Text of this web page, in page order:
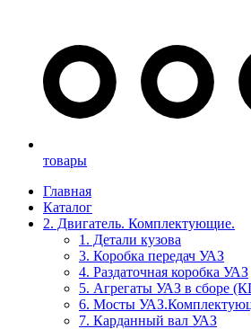
товары
Главная
Каталог
2. Двигатель. Комплектующие.
1. Детали кузова
3. Коробка передач УАЗ
4. Раздаточная коробка УАЗ
5. Агрегаты УАЗ в сборе
6. Мосты
7. Карданный вал УАЗ